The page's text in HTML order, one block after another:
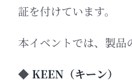
証を付けています。
本イベントでは、製品
◆ KEEN（キーン）